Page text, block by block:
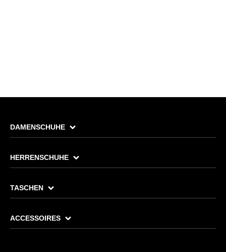
DAMENSCHUHE
HERRENSCHUHE
TASCHEN
ACCESSOIRES